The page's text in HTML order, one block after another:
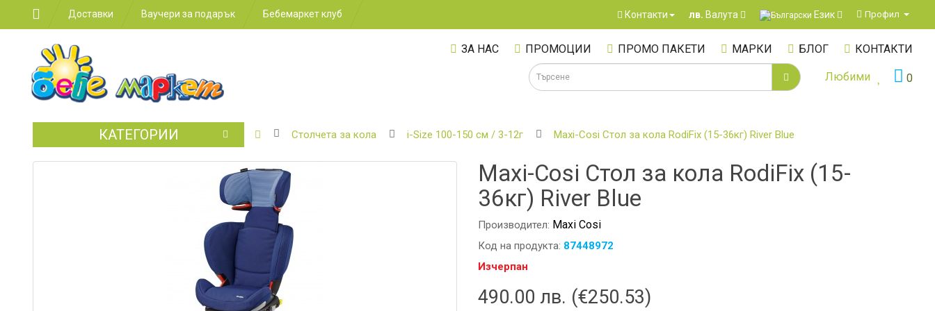
Доставки Ваучери за подарък Бебемаркет клуб Контакти лв. Валута Език Профил
ЗА НАС ПРОМОЦИИ ПРОМО ПАКЕТИ МАРКИ БЛОГ КОНТАКТИ
0
Любими
КАТЕГОРИИ БЕБЕШКИ
СТОЛЧЕТА
КОЛА
ЗА
ХРАНЕНЕ
ЗА
ДЕТСКАТА
СТАЯ
Столчета за кола i-Size 100-150 см / 3-12г Maxi-Cosi Стол за кола RodiFix (15-36кг) River Blue
Maxi-Cosi Стол за кола RodiFix (15-
36кг) River Blue
Производител: Maxi Cosi
Код на продукта: 87448972
Изчерпан
490.00 лв. (€250.53)